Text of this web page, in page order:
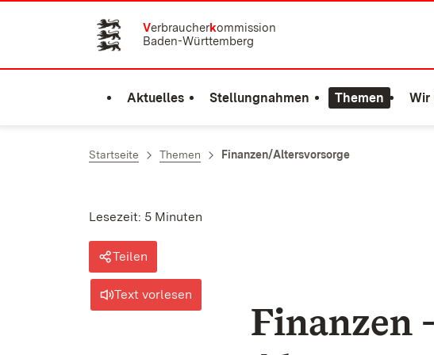
Zum Inhalt springen
Verbraucherkommission
Baden-Württemberg
Aktuelles Stellungnahmen Themen Wir
Startseite Themen Finanzen/Altersvorsorge
Lesezeit: 5 Minuten
Teilen
Text vorlesen
Finanzen